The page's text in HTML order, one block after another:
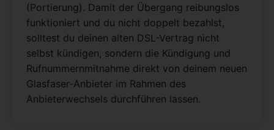
(Portierung). Damit der Übergang reibungslos
funktioniert und du nicht doppelt bezahlst,
solltest du deinen alten DSL-Vertrag nicht
selbst kündigen, sondern die Kündigung und
Rufnummernmitnahme direkt von deinem neuen
Glasfaser-Anbieter im Rahmen des
Anbieterwechsels durchführen lassen.